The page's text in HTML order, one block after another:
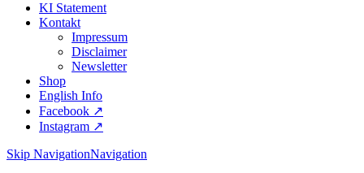
KI Statement
Kontakt
Impressum
Disclaimer
Newsletter
Shop
English Info
Facebook ↗︎
Instagram ↗︎
Skip NavigationNavigation